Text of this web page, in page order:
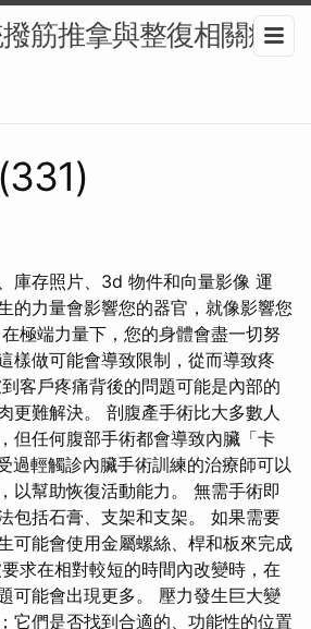
筋推拿與整復相關療
庫存照片、3d 物件和向量影像 運
的力量會影響您的器官，就像影響您
極端力量下，您的身體會盡一切努
樣做可能會導致限制，從而導致疼
客戶疼痛背後的問題可能是內部的
更難解決。 剖腹產手術比大多數人
但任何腹部手術都會導致內臟「卡
過輕觸診內臟手術訓練的治療師可以
以幫助恢復活動能力。 無需手術即
包括石膏、支架和支架。 如果需要
可能會使用金屬螺絲、桿和板來完成
求在相對較短的時間內改變時，在
可能會出現更多。 壓力發生巨大變
它們是否找到合適的、功能性的位置